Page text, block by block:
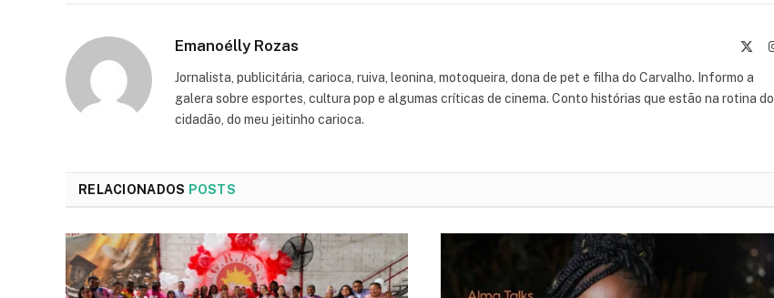
Emanoélly Rozas
Jornalista, publicitária, carioca, ruiva, leonina, motoqueira, dona de pet e filha do Carvalho. Informo a
galera sobre esportes, cultura pop e algumas críticas de cinema. Conto histórias que estão na rotina do
cidadão, do meu jeitinho carioca.
RELACIONADOS POSTS